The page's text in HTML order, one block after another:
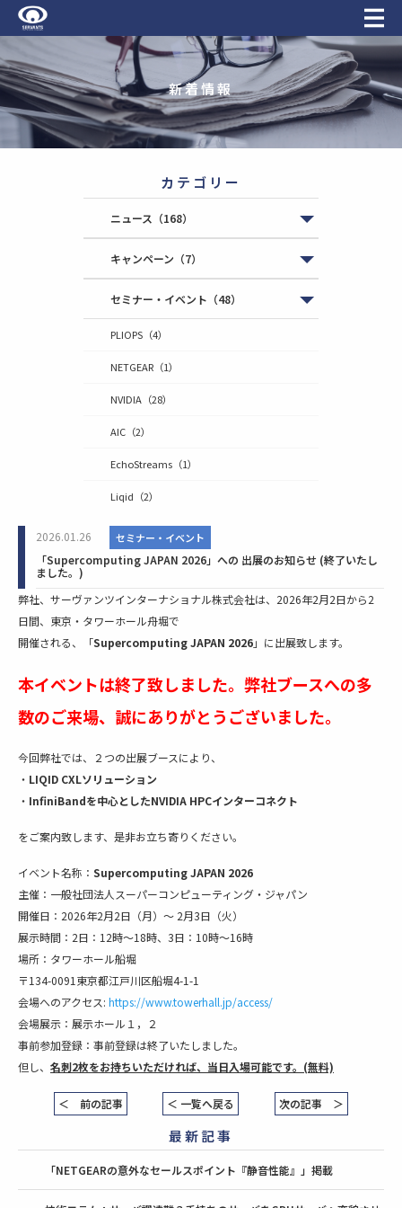
新着情報
カテゴリー
ニュース （168）
キャンペーン （7）
セミナー・イベント （48）
PLIOPS （4）
NETGEAR （1）
NVIDIA （28）
AIC （2）
EchoStreams （1）
Liqid （2）
2026.01.26 セミナー・イベント
「Supercomputing JAPAN 2026」への 出展のお知らせ (終了いたし
ました。)
弊社、サーヴァンツインターナショナル株式会社は、2026年2月2日から2
日間、東京・タワーホール舟堀で
開催される、「Supercomputing JAPAN 2026」に出展致します。
本イベントは終了致しました。弊社ブースへの多
数のご来場、誠にありがとうございました。
今回弊社では、２つの出展ブースにより、
・ LIQID CXLソリューション
・ InfiniBandを中心としたNVIDIA HPCインターコネクト
をご案内致します、是非お立ち寄りください。
イベント名称： Supercomputing JAPAN 2026
主催：一般社団法人スーパーコンピューティング・ジャパン
開催日：2026年2月2日（月）～ 2月3日（火）
展示時間：2日：12時～18時、3日：10時～16時
場所：タワーホール船堀
〒134-0091東京都江戸川区船堀4-1-1
会場へのアクセス: https://www.towerhall.jp/access/
会場展示：展示ホール１，２
事前参加登録：事前登録は終了いたしました。
但し、 名刺2枚をお持ちいただければ、当日入場可能です。(無料)
＜ 前の記事 ＜ 一覧へ戻る 次の記事 ＞
最新記事
「NETGEARの意外なセールスポイント『静音性能』」掲載